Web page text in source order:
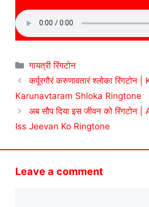
Categories
गायत्री रिंगटोन
कर्पूरगौरं करुणावतारं श्लोका
Karunavtaram Shloka Ringtone
अब सौप दिया इस जीवन को रिंगटोन
Iss Jeevan Ko Ringtone
Leave a comment